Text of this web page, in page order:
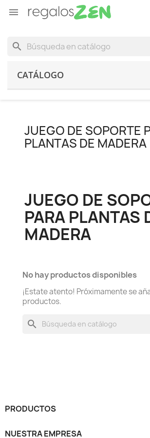

search
CATÁLOGO
JUEGO DE SOPORTE
PLANTAS DE MADERA
JUEGO DE
PARA PLANTAS
MADERA
No hay productos disponibles
¡Estate atento! Próximamente se
productos.
search
PRODUCTOS
NUESTRA EMPRESA